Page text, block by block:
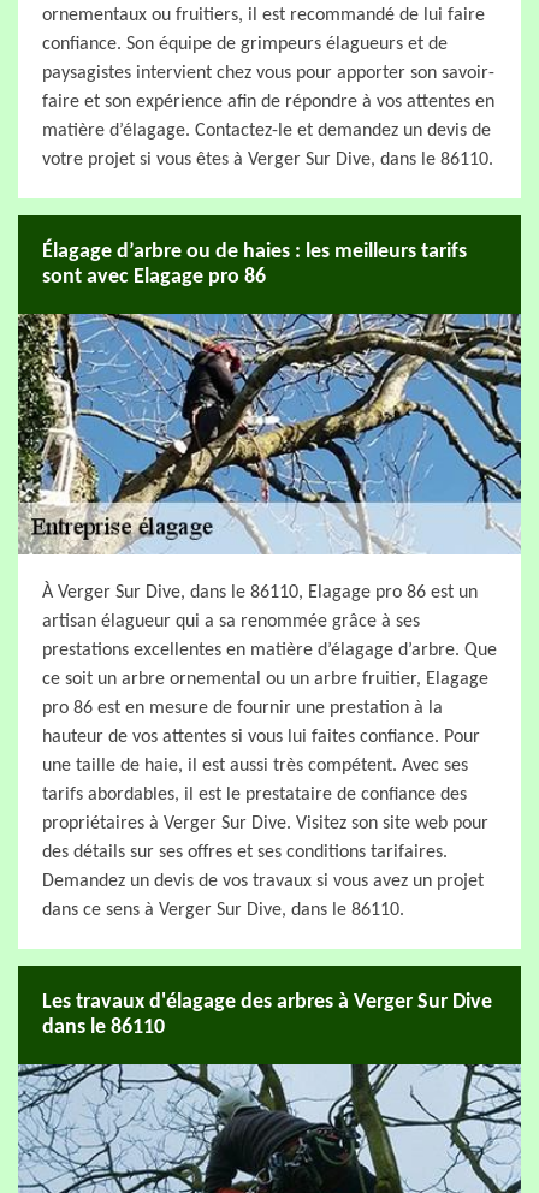
ornementaux ou fruitiers, il est recommandé de lui faire
confiance. Son équipe de grimpeurs élagueurs et de
paysagistes intervient chez vous pour apporter son savoir-
faire et son expérience afin de répondre à vos attentes en
matière d’élagage. Contactez-le et demandez un devis de
votre projet si vous êtes à Verger Sur Dive, dans le 86110.
Élagage d’arbre ou de haies : les meilleurs tarifs
sont avec Elagage pro 86
À Verger Sur Dive, dans le 86110, Elagage pro 86 est un
artisan élagueur qui a sa renommée grâce à ses
prestations excellentes en matière d’élagage d’arbre. Que
ce soit un arbre ornemental ou un arbre fruitier, Elagage
pro 86 est en mesure de fournir une prestation à la
hauteur de vos attentes si vous lui faites confiance. Pour
une taille de haie, il est aussi très compétent. Avec ses
tarifs abordables, il est le prestataire de confiance des
propriétaires à Verger Sur Dive. Visitez son site web pour
des détails sur ses offres et ses conditions tarifaires.
Demandez un devis de vos travaux si vous avez un projet
dans ce sens à Verger Sur Dive, dans le 86110.
Les travaux d'élagage des arbres à Verger Sur Dive
dans le 86110